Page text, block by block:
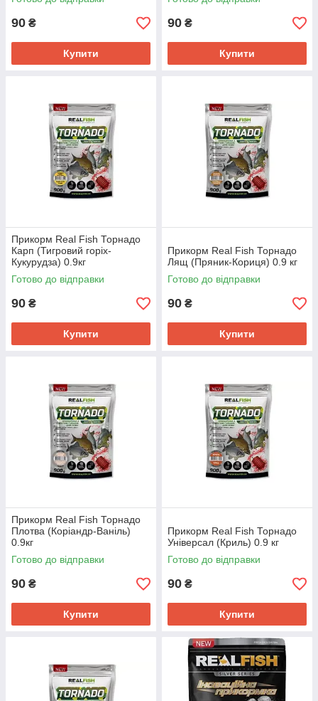
90 ₴
Купити
90 ₴
Купити
Прикорм Real Fish Торнадо
Карп (Тигровий горіх-
Кукурудза) 0.9кг
Готово до відправки
90 ₴
Купити
Прикорм Real Fish Торнадо
Лящ (Пряник-Кориця) 0.9 кг
Готово до відправки
90 ₴
Купити
Прикорм Real Fish Торнадо
Плотва (Коріандр-Ваніль)
0.9кг
Готово до відправки
90 ₴
Купити
Прикорм Real Fish Торнадо
Універсал (Криль) 0.9 кг
Готово до відправки
90 ₴
Купити